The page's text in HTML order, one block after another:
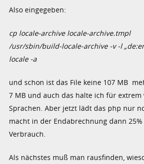
Also eingegeben:
cp locale-archive locale-archive.tmpl
/usr/sbin/build-locale-archive -v -l
locale -a
und schon ist das File keine 107 MB
7 MB und auch das halte ich für
Sprachen. Aber jetzt lädt das php nur
macht in der Endabrechnung dann 25%
Verbrauch.
Als nächstes muß man rausfinden,